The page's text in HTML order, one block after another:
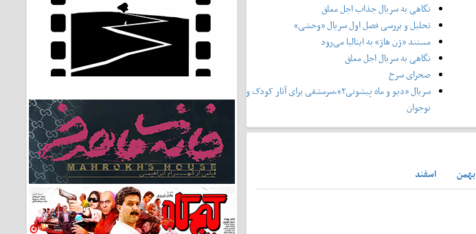
نگاهی به سریال جذاب اجل معلق
تحلیل و بررسی فصل اول سریال «وحشی»
مستند «ژن هاژ» به ایتالیا می‌رود
نگاهی به سریال اجل معلق
صحرای سرخ
سریال «دیو و ماه پیشونی۲»،سرمشقی برای آثار کودک و
نوجوان
بهمن
اسفند